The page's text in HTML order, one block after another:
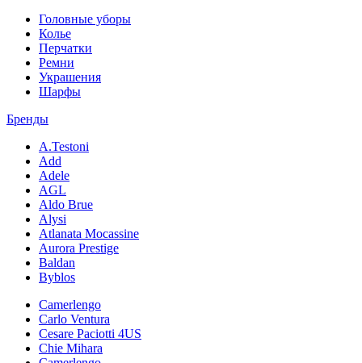
Головные уборы
Колье
Перчатки
Ремни
Украшения
Шарфы
Бренды
A.Testoni
Add
Adele
AGL
Aldo Brue
Alysi
Atlanata Mocassine
Aurora Prestige
Baldan
Byblos
Camerlengo
Carlo Ventura
Cesare Paciotti 4US
Chie Mihara